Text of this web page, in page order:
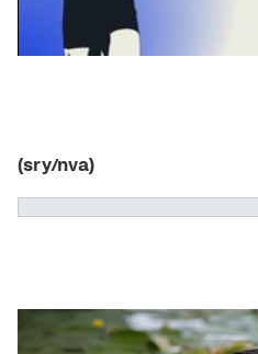
(sry/nva)